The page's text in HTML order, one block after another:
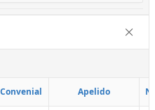
Apelido